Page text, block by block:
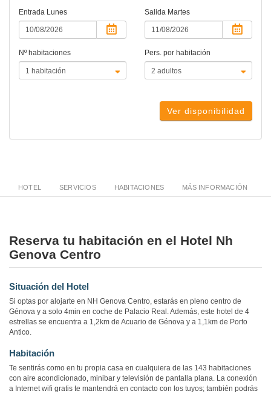
Entrada Lunes Salida Martes
Nº habitaciones Pers. por habitación
Ver disponibilidad
HOTEL SERVICIOS HABITACIONES MÁS INFORMACIÓN
Reserva tu habitación en el Hotel Nh
Genova Centro
Situación del Hotel
Si optas por alojarte en NH Genova Centro, estarás en pleno centro de
Génova y a solo 4min en coche de Palacio Real. Además, este hotel de 4
estrellas se encuentra a 1,2km de Acuario de Génova y a 1,1km de Porto
Antico.
Habitación
Te sentirás como en tu propia casa en cualquiera de las 143 habitaciones
con aire acondicionado, minibar y televisión de pantalla plana. La conexión
a Internet wifi gratis te mantendrá en contacto con los tuyos; también podrás